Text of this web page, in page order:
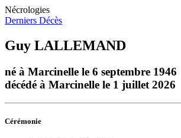
Nécrologies
Derniers Décès
Guy LALLEMAND
né à Marcinelle le 6 septembre 1946
décédé à Marcinelle le 1 juillet 2026
Cérémonie